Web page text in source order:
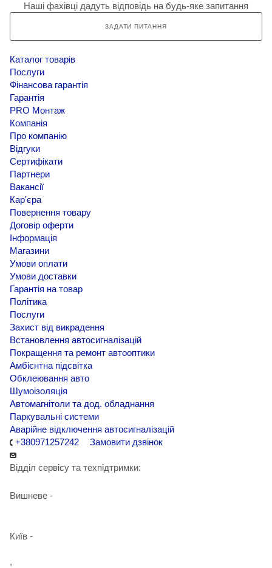
Наші фахівці дадуть відповідь на будь-яке запитання
ЗАДАТИ ПИТАННЯ
Каталог товарів
Послуги
Фінансова гарантія
Гарантія
PRO Монтаж
Компанія
Про компанію
Відгуки
Сертифікати
Партнери
Вакансії
Кар'єра
Повернення товару
Договір оферти
Інформація
Магазини
Умови оплати
Умови доставки
Гарантія на товар
Політика
Послуги
Захист від викрадення
Встановлення автосигналізацій
Покращення та ремонт автооптики
Амбієнтна підсвітка
Обклеювання авто
Шумоізоляція
Автомагнітоли та дод. обладнання
Паркувальні системи
Аварійне відключення автосигналізацій
+380971257242
Замовити дзвінок
Відділ сервісу та техпідтримки:
Вишневе -
Київ -
,